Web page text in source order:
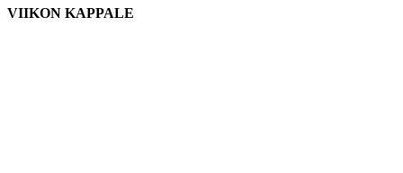
VIIKON KAPPALE